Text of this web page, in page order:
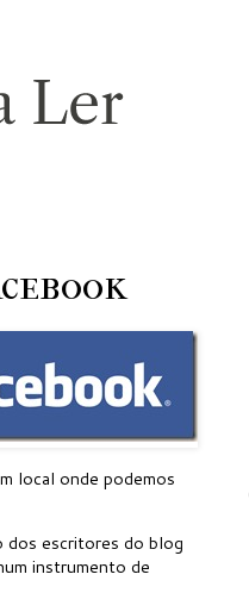
local onde podemos
dos escritores do blog
instrumento de